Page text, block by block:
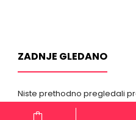
ZADNJE GLEDANO
Niste prethodno pregledali